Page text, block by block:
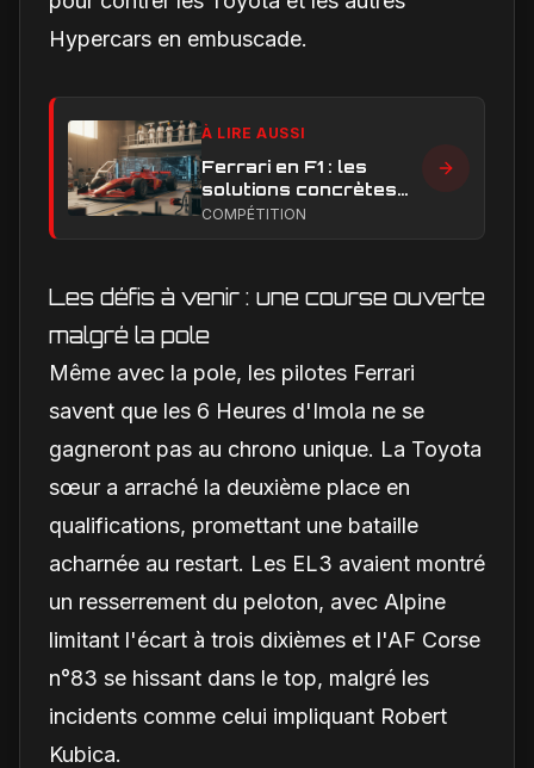
Hypercars en embuscade.
À LIRE AUSSI
Ferrari en F1 : les
solutions concrètes
pour combler son
COMPÉTITION
Les défis à venir : une course ouverte
malgré la pole
Même avec la pole, les pilotes Ferrari
savent que les 6 Heures d'Imola ne se
gagneront pas au chrono unique. La Toyota
sœur a arraché la deuxième place en
qualifications, promettant une bataille
acharnée au restart. Les EL3 avaient montré
un resserrement du peloton, avec Alpine
limitant l'écart à trois dixièmes et l'AF Corse
n°83 se hissant dans le top, malgré les
incidents comme celui impliquant Robert
Kubica.